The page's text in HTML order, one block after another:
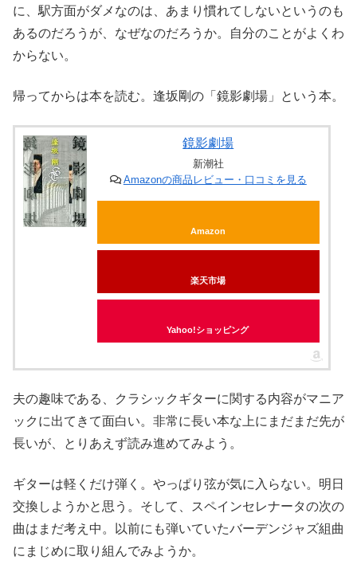
に、駅方面がダメなのは、あまり慣れてしないというのも
あるのだろうが、なぜなのだろうか。自分のことがよくわ
からない。
帰ってからは本を読む。逢坂剛の「鏡影劇場」という本。
鏡影劇場
新潮社
Amazonの商品レビュー・口コミを見る
Amazon
楽天市場
Yahoo!ショッピング
夫の趣味である、クラシックギターに関する内容がマニア
ックに出てきて面白い。非常に長い本な上にまだまだ先が
長いが、とりあえず読み進めてみよう。
ギターは軽くだけ弾く。やっぱり弦が気に入らない。明日
交換しようかと思う。そして、スペインセレナータの次の
曲はまだ考え中。以前にも弾いていたバーデンジャズ組曲
にまじめに取り組んでみようか。